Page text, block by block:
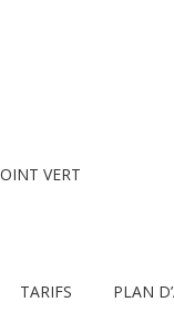
VERT
TARIFS PLAN